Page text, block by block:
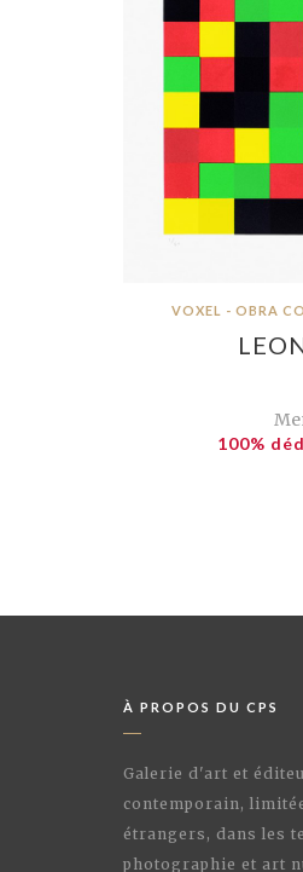
VOXEL - OBRA
100%
À PROPOS DU CPS
Galerie d'art et
contemporain,
étrangers, dans les
photographie et art